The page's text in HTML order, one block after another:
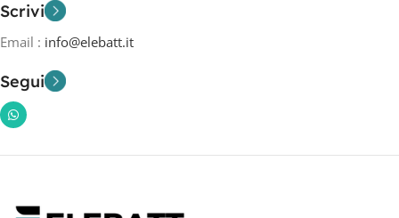
Scrivi
Email : info@elebatt.it
Segui